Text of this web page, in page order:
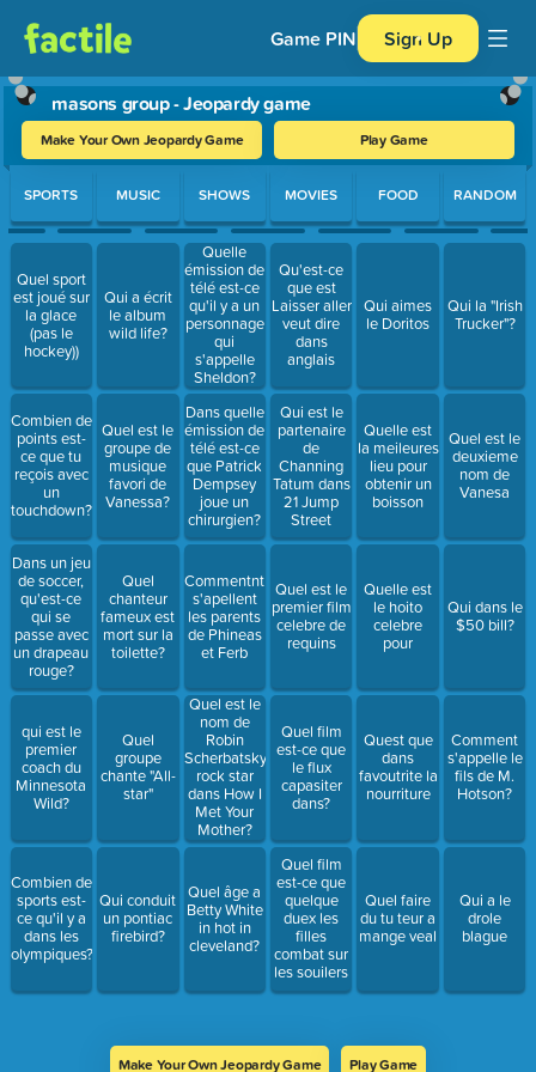
Game PIN Sign Up
masons group - Jeopardy game
Make Your Own Jeopardy Game Play Game
Use arrow keys to move between questions. Press Enter or
SPORTS
Quel sport
est joué sur
la glace
(pas le
hockey))
Combien de
points est-
ce que tu
reçois avec
un
touchdown?
Dans un jeu
de soccer,
qu'est-ce
qui se
passe avec
un drapeau
rouge?
qui est le
premier
coach du
Minnesota
Wild?
Combien de
sports est-
ce qu'il y a
dans les
olympiques?
MUSIC
Qui a écrit
le album
wild life?
Quel est le
groupe de
musique
favori de
Vanessa?
Quel
chanteur
fameux est
mort sur la
toilette?
Quel
groupe
chante "All-
star"
Qui conduit
un pontiac
firebird?
SHOWS
Quelle
émission de
télé est-ce
qu'il y a un
personnage
qui
s'appelle
Sheldon?
Dans quelle
émission de
télé est-ce
que Patrick
Dempsey
joue un
chirurgien?
Commentnt
s'apellent
les parents
de Phineas
et Ferb
Quel est le
nom de
Robin
Scherbatsky
rock star
dans How I
Met Your
Mother?
Quel âge a
Betty White
in hot in
cleveland?
MOVIES
Qu'est-ce
que est
Laisser aller
veut dire
dans
anglais
Qui est le
partenaire
de
Channing
Tatum dans
21 Jump
Street
Quel est le
premier film
celebre de
requins
Quel film
est-ce que
le flux
capasiter
dans?
Quel film
est-ce que
quelque
duex les
filles
combat sur
les souilers
FOOD
Qui aimes
le Doritos
Quelle est
la meileures
lieu pour
obtenir un
boisson
Quelle est
le hoito
celebre
pour
Quest que
dans
favoutrite la
nourriture
Quel faire
du tu teur a
mange veal
RANDOM
Qui la "Irish
Trucker"?
Quel est le
deuxieme
nom de
Vanesa
Qui dans le
$50 bill?
Comment
s'appelle le
fils de M.
Hotson?
Qui a le
drole
blague
Make Your Own Jeopardy Game Play Game